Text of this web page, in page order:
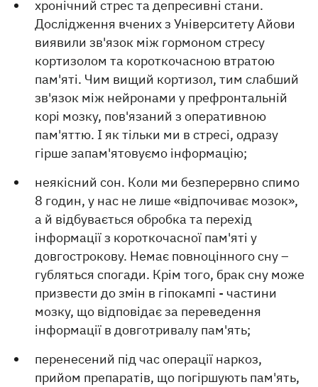
хронічний стрес та депресивні стани.
Дослідження вчених з Університету Айови
виявили зв'язок між гормоном стресу
кортизолом та короткочасною втратою
пам'яті. Чим вищий кортизол, тим слабший
зв'язок між нейронами у префронтальній
корі мозку, пов'язаний з оперативною
пам'яттю. І як тільки ми в стресі, одразу
гірше запам'ятовуємо інформацію;
неякісний сон. Коли ми безперервно спимо
8 годин, у нас не лише «відпочиває мозок»,
а й відбувається обробка та перехід
інформації з короткочасної пам'яті у
довгострокову. Немає повноцінного сну –
губляться спогади. Крім того, брак сну може
призвести до змін в гіпокампі - частини
мозку, що відповідає за переведення
інформації в довготривалу пам'ять;
перенесений під час операції наркоз,
прийом препаратів, що погіршують пам'ять,